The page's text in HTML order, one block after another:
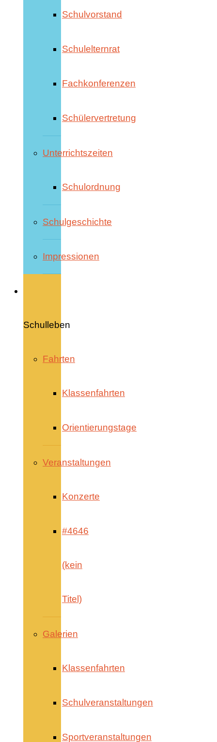
Schulvorstand
Schulelternrat
Fachkonferenzen
Schülervertretung
Unterrichtszeiten
Schulordnung
Schulgeschichte
Impressionen
Schulleben
Fahrten
Klassenfahrten
Orientierungstage
Veranstaltungen
Konzerte
#4646
(kein
Titel)
Galerien
Klassenfahrten
Schulveranstaltungen
Sportveranstaltungen